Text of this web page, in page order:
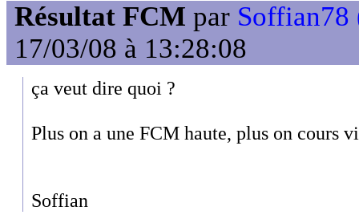
Résultat FCM par
17/03/08 à 13:28:08
ça veut dire quoi ?
Plus on a une FCM haute, plus on cours
Soffian